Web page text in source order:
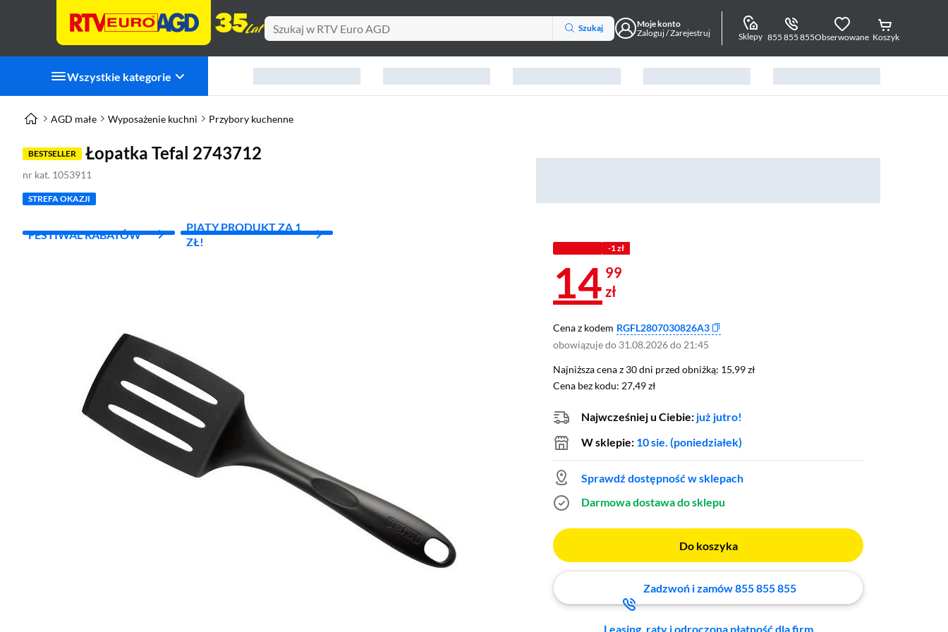
Szukaj
Moje konto
Zaloguj / Zarejestruj
Sklepy 855 855 855Obserwowane Koszyk
Wszystkie kategorie
AGD małe Wyposażenie kuchni Przybory kuchenne
BESTSELLER Łopatka Tefal 2743712
nr kat. 1053911
STREFA OKAZJI
FESTIWAL RABATÓW
PIĄTY PRODUKT ZA 1
ZŁ!
-1 zł
14 99
zł
Cena z kodem RGFL2807030826A3
obowiązuje do 31.08.2026 do 21:45
Najniższa cena z 30 dni przed obniżką: 15,99 zł
Najniższa cena z 30 dni przed obniżką: 15,99 zł
Cena bez kodu: 27,49 zł
Cena bez kodu: 27,49 zł
Najwcześniej u Ciebie: już jutro!
W sklepie: 10 sie. (poniedziałek)
Sprawdź dostępność w sklepach
Darmowa dostawa do sklepu
Do koszyka
Zadzwoń i zamów 855 855 855
Leasing, raty i odroczona płatność dla firm